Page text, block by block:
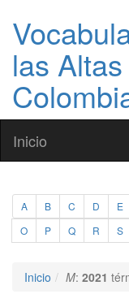
las
Inicio
A B C D E
O
P Q R S
Inicio M: 2021